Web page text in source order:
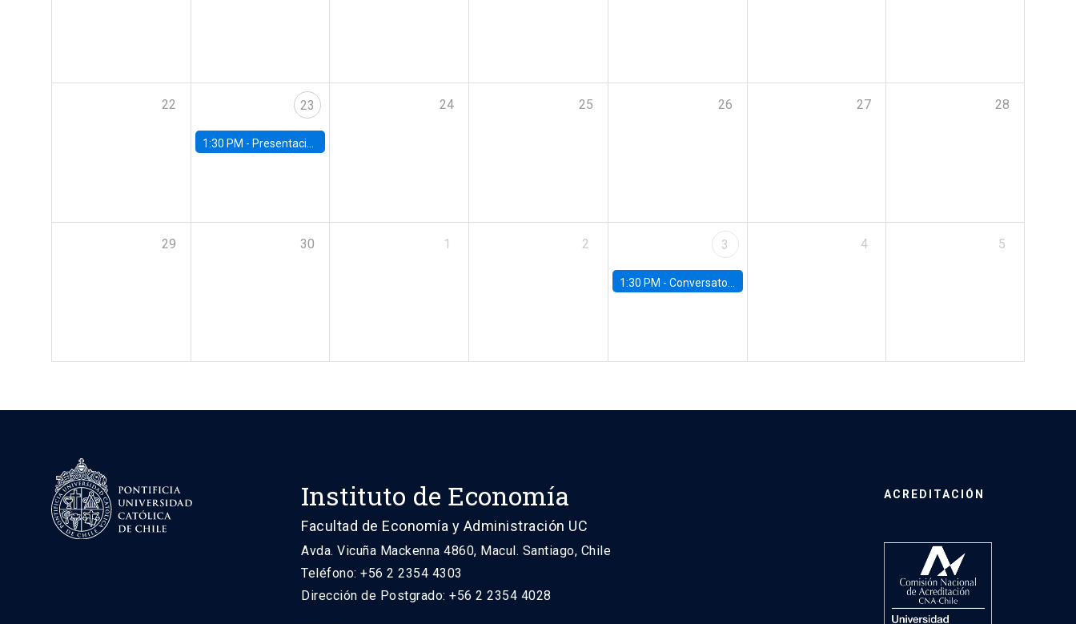
22 23
1:30 PM - Presentación IPoM de septiembre
24 25 26 27 28
29 30 1 2 3
1:30 PM - Conversatorio: “Escenario Macro y Presupuesto 2026”
4 5
Instituto de Economía
Facultad de Economía y Administración UC
Avda. Vicuña Mackenna 4860, Macul. Santiago, Chile
Teléfono: +56 2 2354 4303
Dirección de Postgrado: +56 2 2354 4028
ACREDITACIÓN